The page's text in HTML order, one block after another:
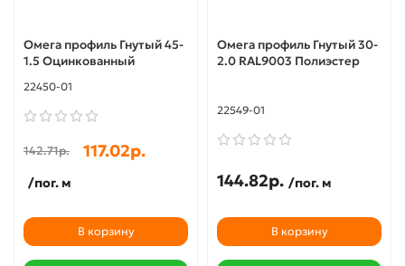
Омега профиль Гнутый 45-
1.5 Оцинкованный
22450-01
142.71р. 117.02р.
/пог. м
В корзину
Омега профиль Гнутый 30-
2.0 RAL9003 Полиэстер
22549-01
144.82р. /пог. м
В корзину